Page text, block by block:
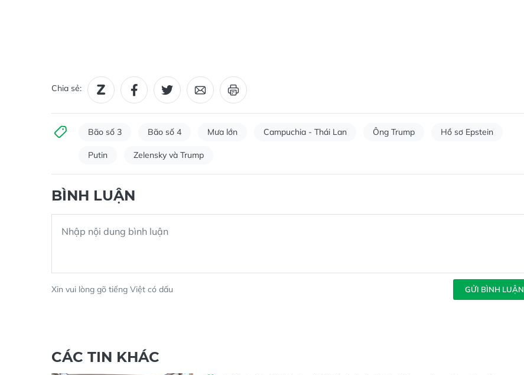
Chia sẻ:
Bão số 3 Bão số 4 Mưa lớn Campuchia - Thái Lan Ông Trump Hồ sơ Epstein
Putin Zelensky và Trump
BÌNH LUẬN
Xin vui lòng gõ tiếng Việt có dấu GỬI BÌNH LUẬN
CÁC TIN KHÁC